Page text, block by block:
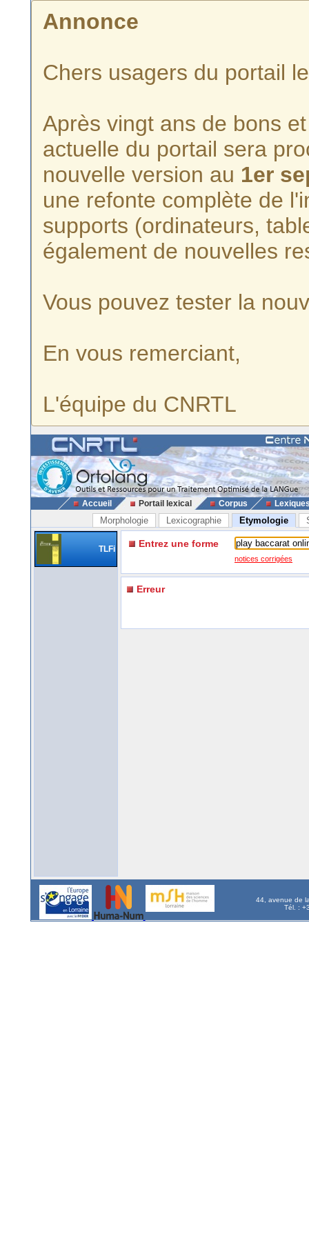
Annonce
Chers usagers du portail
Après vingt ans de bons
actuelle du portail sera
nouvelle version au 1er
une refonte complète de
supports (ordinateurs,
également de nouvelles
Vous pouvez tester la
En vous remerciant,
L'équipe du CNRTL
Accueil Portail lexical Corpus
Morphologie Lexicographie Etymologie
TLFi Entrez une forme
notices corrigées
Erreur
44, avenue de
Tél. :